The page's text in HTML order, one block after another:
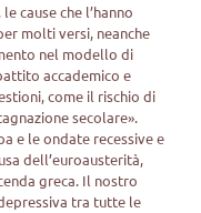
cause che l’hanno
molti versi, neanche
nel modello di
accademico e
come il rischio di
secolare».
e le ondate recessive e
dell’euroausterità,
greca. Il nostro
tra tutte le